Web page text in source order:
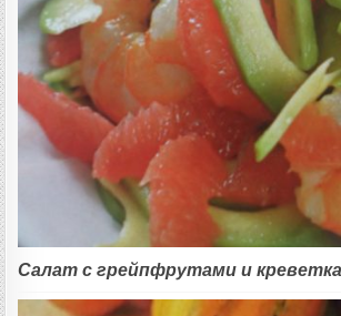
Салат с грейпфрутами и